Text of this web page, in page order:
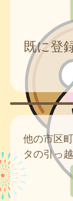
既に登
他の市区
タの引っ